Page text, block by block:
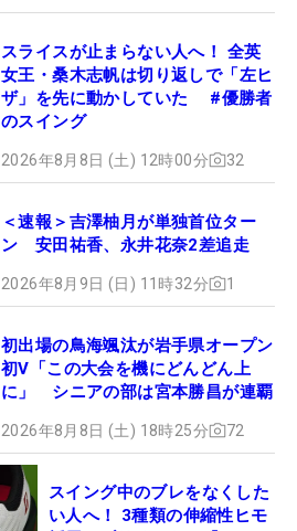
スライスが止まらない人へ！ 全英
女王・桑木志帆は切り返しで「左ヒ
ザ」を先に動かしていた #優勝者
のスイング
2026年8月8日 (土) 12時00分 32
＜速報＞吉澤柚月が単独首位ター
ン 安田祐香、永井花奈2差追走
2026年8月9日 (日) 11時32分 1
初出場の鳥海颯汰が岩手県オープン
初V「この大会を機にどんどん上
に」 シニアの部は宮本勝昌が連覇
2026年8月8日 (土) 18時25分 72
スイング中のブレをなくした
い人へ！ 3種類の伸縮性ヒモ